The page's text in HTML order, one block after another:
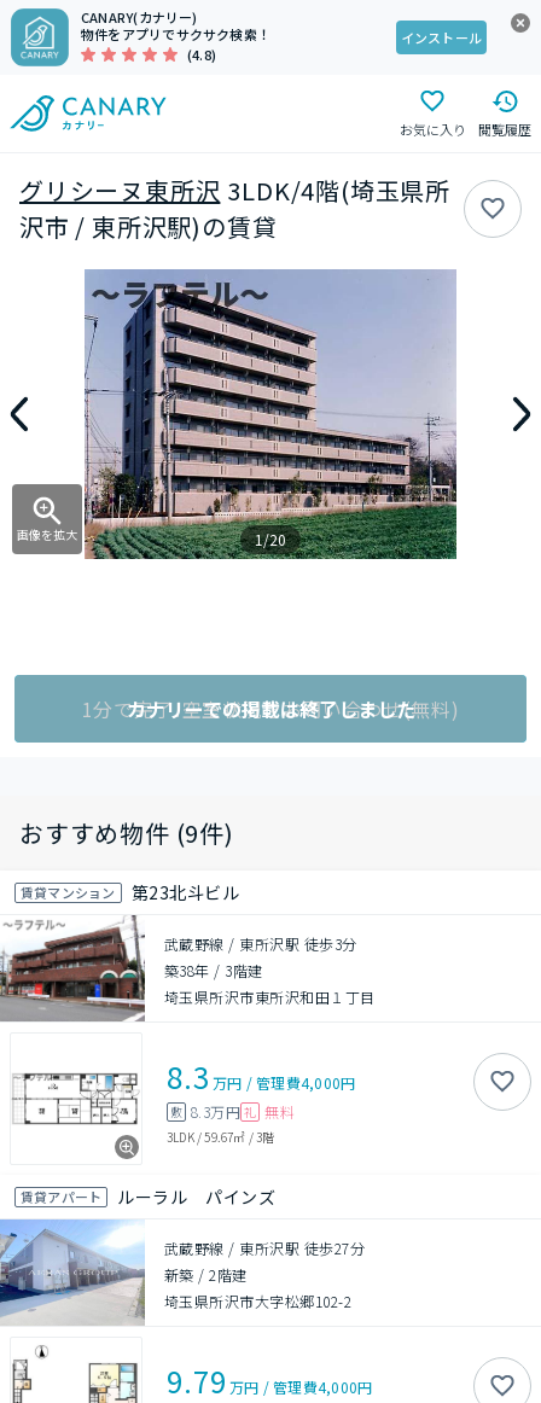
CANARY(カナリー)
物件をアプリでサクサク検索！
(4.8)
インストール
お気に入り 閲覧履歴
グリシーヌ東所沢 3LDK/4階(埼玉県所
沢市 / 東所沢駅)の賃貸
画像を拡大 1/20
1分で完了!空室状況をお問い合わせ(無料)
カナリーでの掲載は終了しました
おすすめ物件 (9件)
賃貸マンション 第23北斗ビル
武蔵野線 / 東所沢駅 徒歩3分
築38年 / 3階建
埼玉県所沢市東所沢和田１丁目
8.3 万円 /管理費4,000円
敷 8.3万円 礼 無料
3LDK/59.67㎡ /3階
賃貸アパート ルーラル パインズ
武蔵野線 / 東所沢駅 徒歩27分
新築 /2階建
埼玉県所沢市大字松郷102-2
9.79 万円 /管理費4,000円